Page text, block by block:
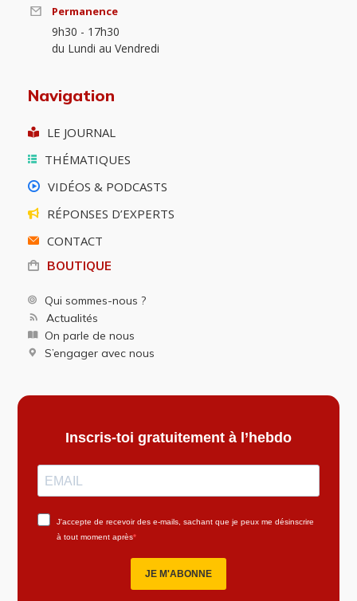
Permanence
9h30 - 17h30
du Lundi au Vendredi
Navigation
LE JOURNAL
THÉMATIQUES
VIDÉOS & PODCASTS
RÉPONSES D’EXPERTS
CONTACT
BOUTIQUE
Qui sommes-nous ?
Actualités
On parle de nous
S’engager avec nous